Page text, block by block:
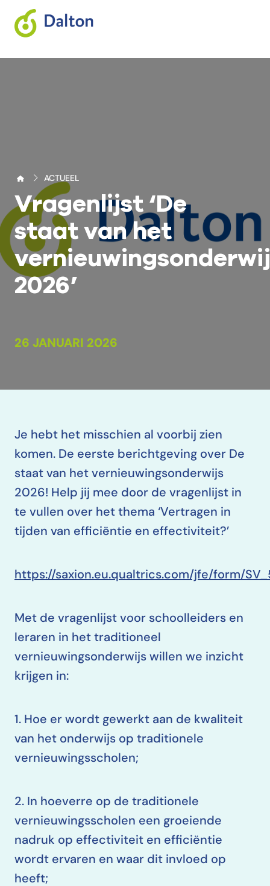
ACTUEEL
Vragenlijst ‘De
staat van het
2026’
26 JANUARI 2026
Je hebt het misschien al voorbij zien
komen. De eerste berichtgeving over De
staat van het vernieuwingsonderwijs
2026! Help jij mee door de vragenlijst in
te vullen over het thema ‘Vertragen in
tijden van efficiëntie en effectiviteit?’
https://saxion.eu.qualtrics.com/jfe/form/
Met de vragenlijst voor schoolleiders en
leraren in het traditioneel
vernieuwingsonderwijs willen we inzicht
krijgen in:
1. Hoe er wordt gewerkt aan de kwaliteit
van het onderwijs op traditionele
vernieuwingsscholen;
2. In hoeverre op de traditionele
vernieuwingsscholen een groeiende
nadruk op effectiviteit en efficiëntie
wordt ervaren en waar dit invloed op
heeft;